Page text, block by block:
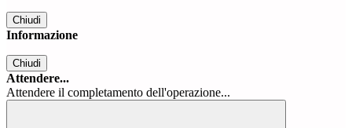
Chiudi
Informazione
Chiudi
Attendere...
Attendere il completamento dell'operazione...